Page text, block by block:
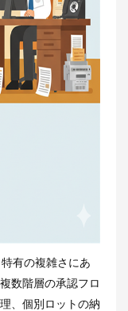
有の複雑さにあ
数階層の承認フロ
、個別ロットの納